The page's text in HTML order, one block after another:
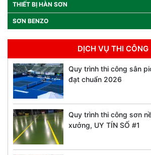
THIẾT BỊ HÀN SƠN
SƠN BENZO
DỊCH VỤ THI CÔNG
Quy trình thi công sân
đạt chuẩn 2026
Quy trình thi công sơn
xưởng, UY TÍN SỐ #1